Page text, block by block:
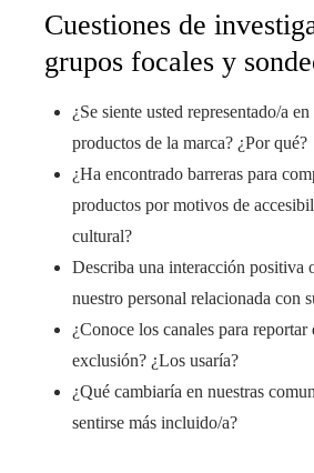
Cuestiones de
grupos focales y
¿Se siente usted representado/a
productos de la marca? ¿Por qué?
¿Ha encontrado barreras para
productos por motivos de
cultural?
Describa una interacción positiva
nuestro personal relacionada con
¿Conoce los canales para
exclusión? ¿Los usaría?
¿Qué cambiaría en nuestras
sentirse más incluido/a?